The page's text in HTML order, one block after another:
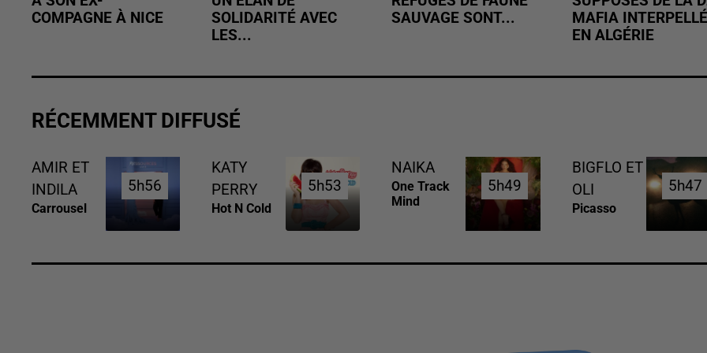
COMPAGNE À NICE
SOLIDARITÉ AVEC
LES...
SAUVAGE SONT...
MAFIA INTERPELLÉ
EN ALGÉRIE
RÉCEMMENT DIFFUSÉ
AMIR ET
INDILA
Carrousel
5h56
5h56
KATY
PERRY
Hot N Cold
5h53
5h53
NAIKA
One Track
Mind
5h49
5h49
BIGFLO ET
OLI
Picasso
5h47
5h47